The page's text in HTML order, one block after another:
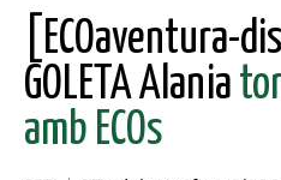
[ECOaventura-
GOLETA Alania
amb ECOs